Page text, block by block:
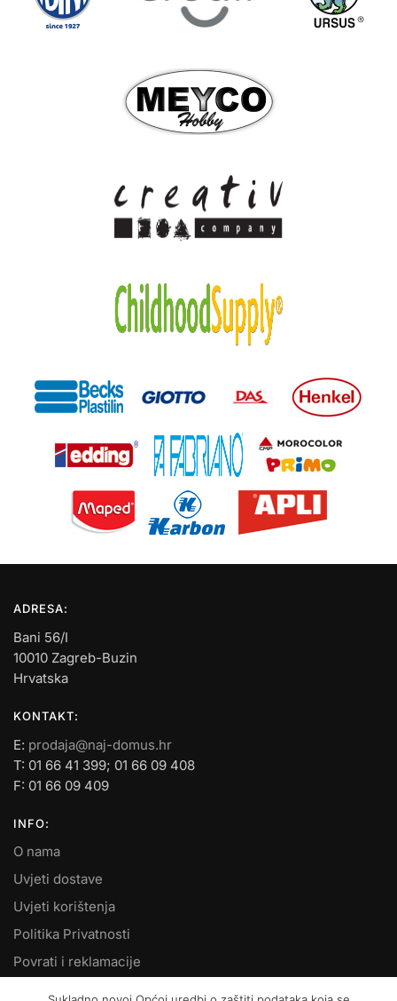
ADRESA:
Bani 56/I
10010 Zagreb-Buzin
Hrvatska
KONTAKT:
E: prodaja@naj-domus.hr
T: 01 66 41 399; 01 66 09 408
F: 01 66 09 409
INFO:
O nama
Uvjeti dostave
Uvjeti korištenja
Politika Privatnosti
Povrati i reklamacije